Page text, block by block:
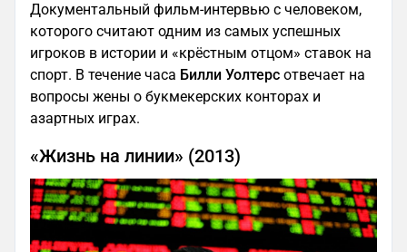
Документальный фильм-интервью с человеком,
которого считают одним из самых успешных
игроков в истории и «крёстным отцом» ставок на
спорт. В течение часа Билли Уолтерс отвечает на
вопросы жены о букмекерских конторах и
азартных играх.
«Жизнь на линии» (2013)